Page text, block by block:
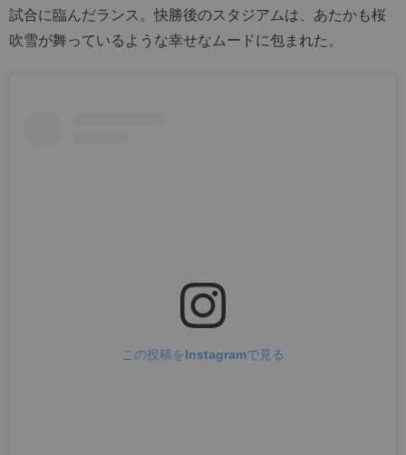
試合に臨んだランス。快勝後のスタジアムは、あたかも桜
吹雪が舞っているような幸せなムードに包まれた。
この投稿をInstagramで見る